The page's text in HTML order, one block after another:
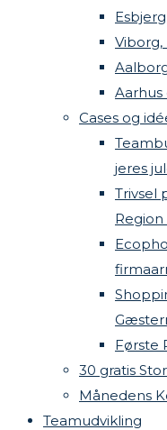
Cases og
jeres
Trivsel
Første
30 gratis
Månedens
Teamudvikling